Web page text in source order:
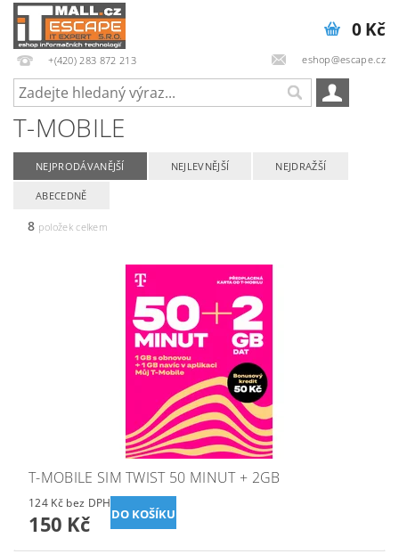
+(420) 283 872 213 eshop@escape.cz
0 Kč
T-MOBILE
NEJPRODÁVANĚJŠÍ NEJLEVNĚJŠÍ NEJDRAŽŠÍ
ABECEDNĚ
8 položek celkem
T-MOBILE SIM TWIST 50 MINUT + 2GB
124 Kč bez DPH
150 Kč